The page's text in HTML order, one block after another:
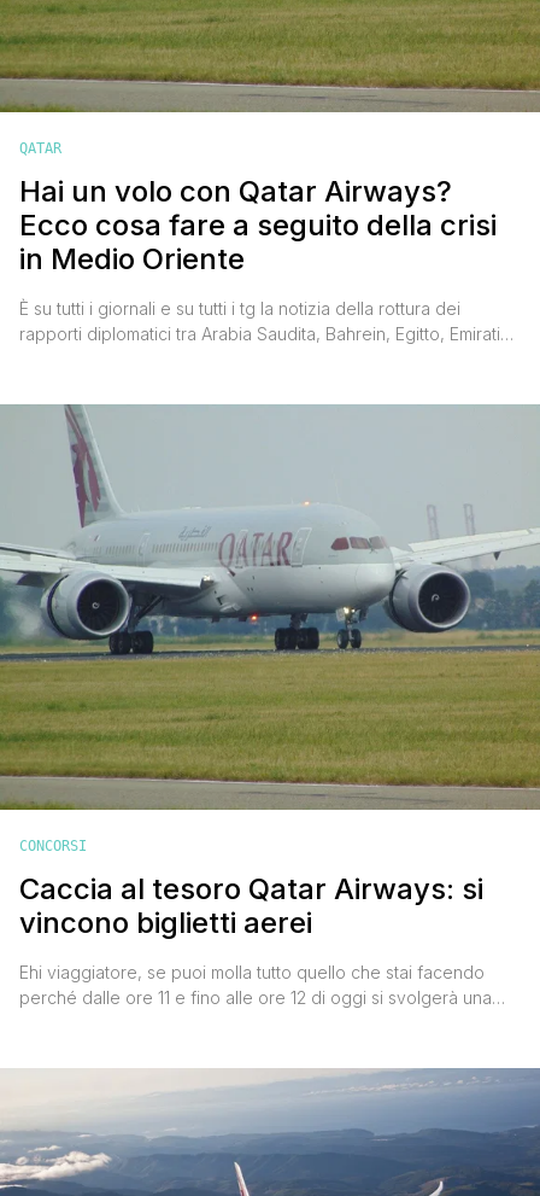
QATAR
Hai un volo con Qatar Airways?
Ecco cosa fare a seguito della crisi
in Medio Oriente
È su tutti i giornali e su tutti i tg la notizia della rottura dei
rapporti diplomatici tra Arabia Saudita, Bahrein, Egitto, Emirati
piccolo Stato e che ha portato serie conseguenze alla
compagnia aerea Qatar Airways, ritenuta [']
CONCORSI
Caccia al tesoro Qatar Airways: si
vincono biglietti aerei
Ehi viaggiatore, se puoi molla tutto quello che stai facendo
perché dalle ore 11 e fino alle ore 12 di oggi si svolgerà una
una specifica destinazione, per volare fino al 29 novembre